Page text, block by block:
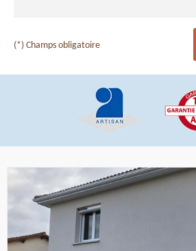
(*) Champs obligatoire